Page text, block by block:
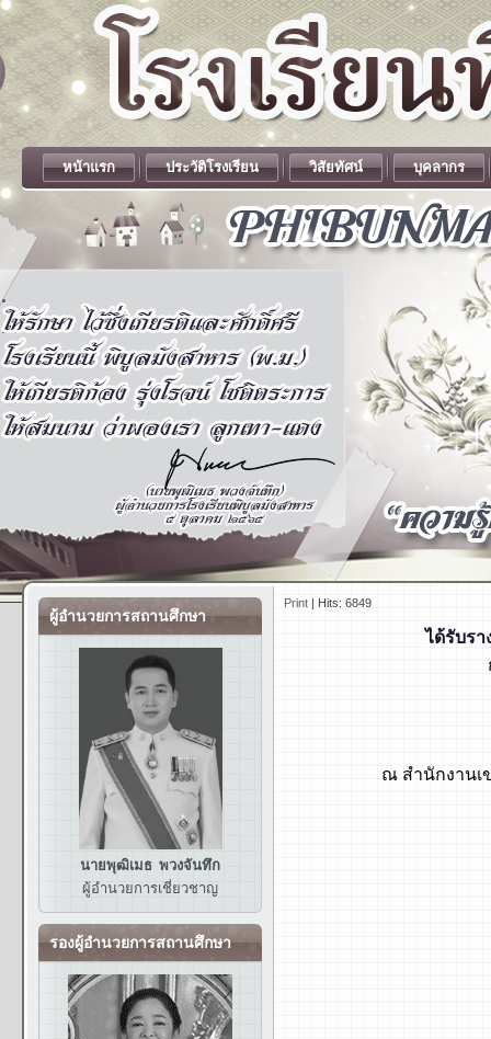
.
.
หน้าแรก ประวัติโรงเรียน วิสัยทัศน์ บุคลากร
ผู้อำนวยการสถานศึกษา
นายพุฒิเมธ พวงจันทึก
ผู้อำนวยการเชี่ยวชาญ
รองผู้อำนวยการสถานศึกษา
Print | Hits: 6849
ได้รับร
กา
ณ สำนักงานเ